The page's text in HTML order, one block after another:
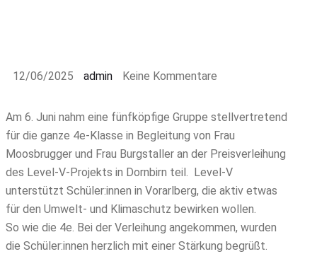
12/06/2025 admin Keine Kommentare
Am 6. Juni nahm eine fünfköpfige Gruppe stellvertretend
für die ganze 4e-Klasse in Begleitung von Frau
Moosbrugger und Frau Burgstaller an der Preisverleihung
des Level-V-Projekts in Dornbirn teil. Level-V
unterstützt Schüler:innen in Vorarlberg, die aktiv etwas
für den Umwelt- und Klimaschutz bewirken wollen.
So wie die 4e. Bei der Verleihung angekommen, wurden
die Schüler:innen herzlich mit einer Stärkung begrüßt.